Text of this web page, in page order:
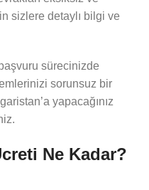
sizlere detaylı bilgi ve
sürecinizde
sorunsuz bir
yapacağınız
Ne Kadar?